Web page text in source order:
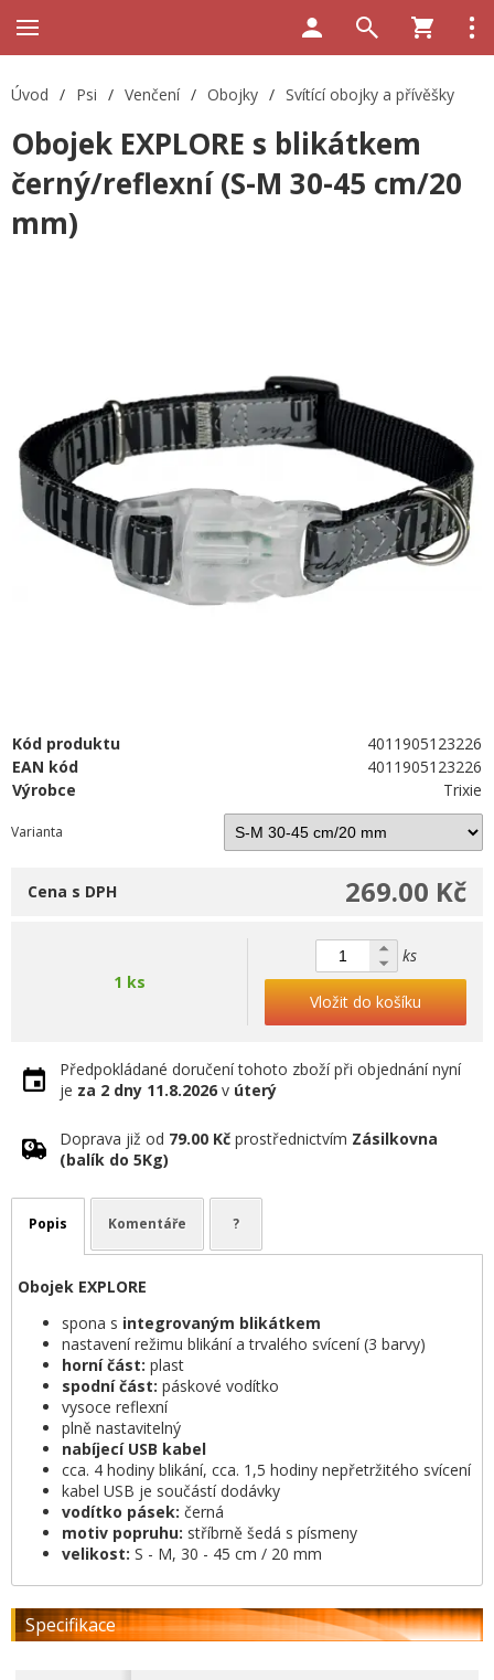
Úvod / Psi / Venčení / Obojky / Svítící obojky a přívěšky
Obojek EXPLORE s blikátkem
černý/reflexní (S-M 30-45 cm/20
mm)
Kód produktu
4011905123226
EAN kód
4011905123226
Výrobce
Trixie
Varianta
269.00 Kč
Cena s DPH
1 ks
ks
Vložit do košíku
Předpokládané doručení tohoto zboží při objednání nyní
je za 2 dny 11.8.2026 v úterý
Doprava již od 79.00 Kč prostřednictvím Zásilkovna
(balík do 5Kg)
Popis Komentáře ?
Obojek EXPLORE
spona s integrovaným blikátkem
nastavení režimu blikání a trvalého svícení (3 barvy)
horní část: plast
spodní část: páskové vodítko
vysoce reflexní
plně nastavitelný
nabíjecí USB kabel
cca. 4 hodiny blikání, cca. 1,5 hodiny nepřetržitého svícení
kabel USB je součástí dodávky
vodítko pásek: černá
motiv popruhu: stříbrně šedá s písmeny
velikost: S - M, 30 - 45 cm / 20 mm
Specifikace